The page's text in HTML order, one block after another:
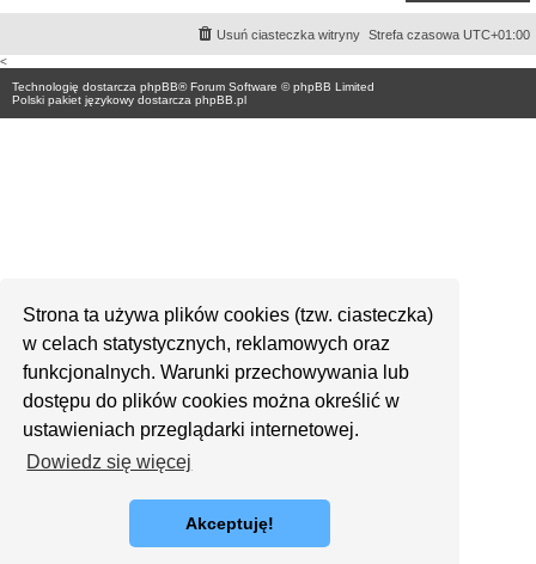
Strona ta używa plików cookies (tzw. ciasteczka)
w celach statystycznych, reklamowych oraz
funkcjonalnych. Warunki przechowywania lub
dostępu do plików cookies można określić w
ustawieniach przeglądarki internetowej.
Dowiedz się więcej
Akceptuję!
Strefa czasowa UTC+01:00
Usuń ciasteczka witryny
<
Technologię dostarcza phpBB® Forum Software © phpBB Limited
Polski pakiet językowy dostarcza phpBB.pl